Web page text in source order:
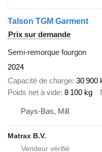
Talson TGM Garment
Prix sur demande
Semi-remorque fourgon
2024
Capacité de charge 30 900
Poids net à vide 8 100 kg
Pays-Bas, Mill
Matrax B.V.